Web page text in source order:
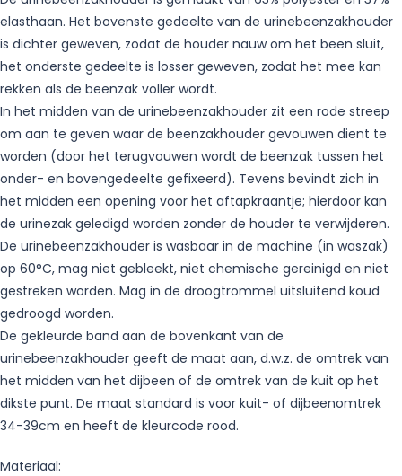
elasthaan. Het bovenste gedeelte van de urinebeenzakhouder
is dichter geweven, zodat de houder nauw om het been sluit,
het onderste gedeelte is losser geweven, zodat het mee kan
rekken als de beenzak voller wordt.
In het midden van de urinebeenzakhouder zit een rode streep
om aan te geven waar de beenzakhouder gevouwen dient te
worden (door het terugvouwen wordt de beenzak tussen het
onder- en bovengedeelte gefixeerd). Tevens bevindt zich in
het midden een opening voor het aftapkraantje; hierdoor kan
de urinezak geledigd worden zonder de houder te verwijderen.
De urinebeenzakhouder is wasbaar in de machine (in waszak)
op 60°C, mag niet gebleekt, niet chemische gereinigd en niet
gestreken worden. Mag in de droogtrommel uitsluitend koud
gedroogd worden.
De gekleurde band aan de bovenkant van de
urinebeenzakhouder geeft de maat aan, d.w.z. de omtrek van
het midden van het dijbeen of de omtrek van de kuit op het
dikste punt. De maat standard is voor kuit- of dijbeenomtrek
34-39cm en heeft de kleurcode rood.
Materiaal: